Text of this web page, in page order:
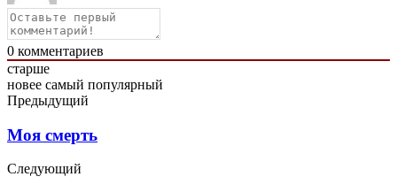
0 комментариев
старше
новее самый популярный
Предыдущий
Моя смерть
Следующий